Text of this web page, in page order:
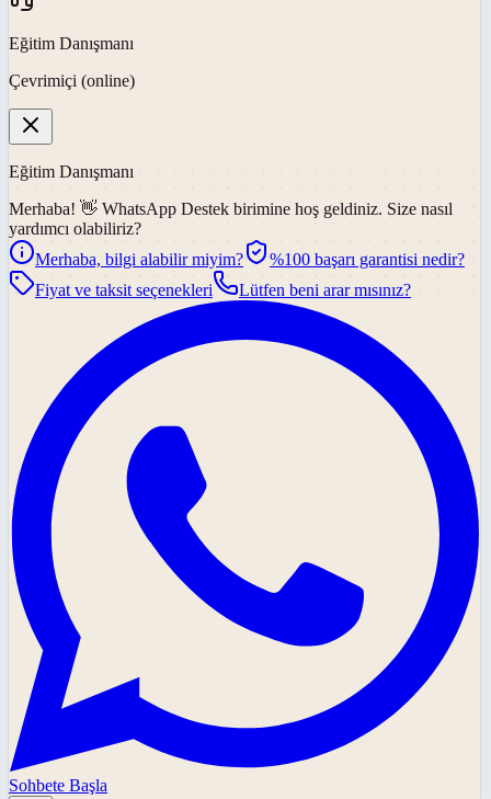
Eğitim Danışmanı
Çevrimiçi (online)
Eğitim Danışmanı
Merhaba! 👋 WhatsApp Destek birimine hoş geldiniz. Size nasıl
yardımcı olabiliriz?
Merhaba, bilgi alabilir miyim?
%100 başarı garantisi nedir?
Fiyat ve taksit seçenekleri
Lütfen beni arar mısınız?
Sohbete Başla